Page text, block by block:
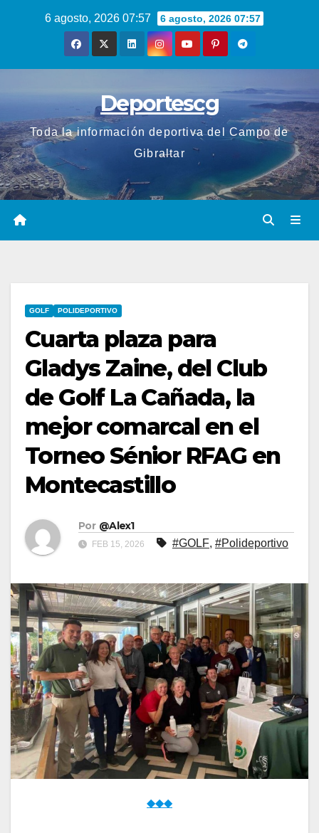
6 agosto, 2026 07:57 6 agosto, 2026 07:57
Deportescg
Toda la información deportiva del Campo de
Gibraltar
GOLF POLIDEPORTIVO
Cuarta plaza para
Gladys Zaine, del Club
de Golf La Cañada, la
mejor comarcal en el
Torneo Sénior RFAG en
Montecastillo
Por @Alex1
FEB 15, 2026 #GOLF, #Polideportivo
◆◆◆